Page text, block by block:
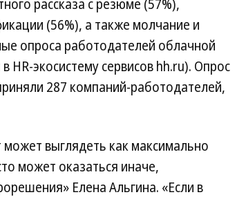
рассказа с резюме (57%),
(56%), а также молчание и
опроса работодателей облачной
HR-экосистему сервисов hh.ru). Опрос
287 компаний-работодателей,
выглядеть как максимально
может оказаться иначе,
Елена Альгина. «Если в